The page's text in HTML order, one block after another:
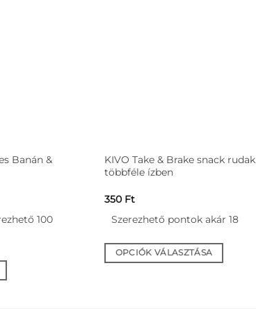
Banán &
100
KIVO Take & Brake snack rudak
többféle ízben
350 Ft
Szerezhető pontok akár 18
OPCIÓK VÁLASZTÁSA